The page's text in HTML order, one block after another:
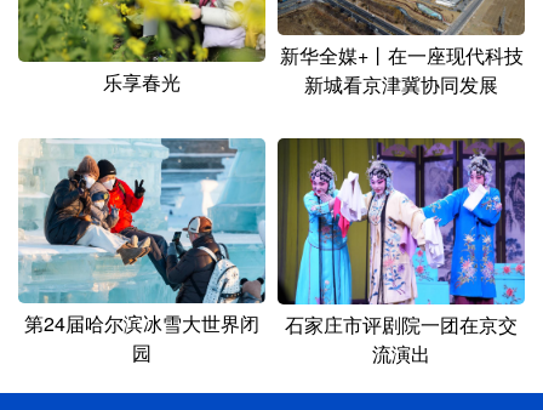
乐享春光
新华全媒+丨在一座现代科技
新城看京津冀协同发展
第24届哈尔滨冰雪大世界闭
园
石家庄市评剧院一团在京交
流演出